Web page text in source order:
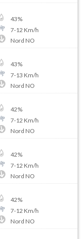
43%
7-12 Km/h
Nord NO
43%
7-13 Km/h
Nord NO
42%
7-12 Km/h
Nord NO
42%
7-12 Km/h
Nord NO
42%
7-12 Km/h
Nord NO